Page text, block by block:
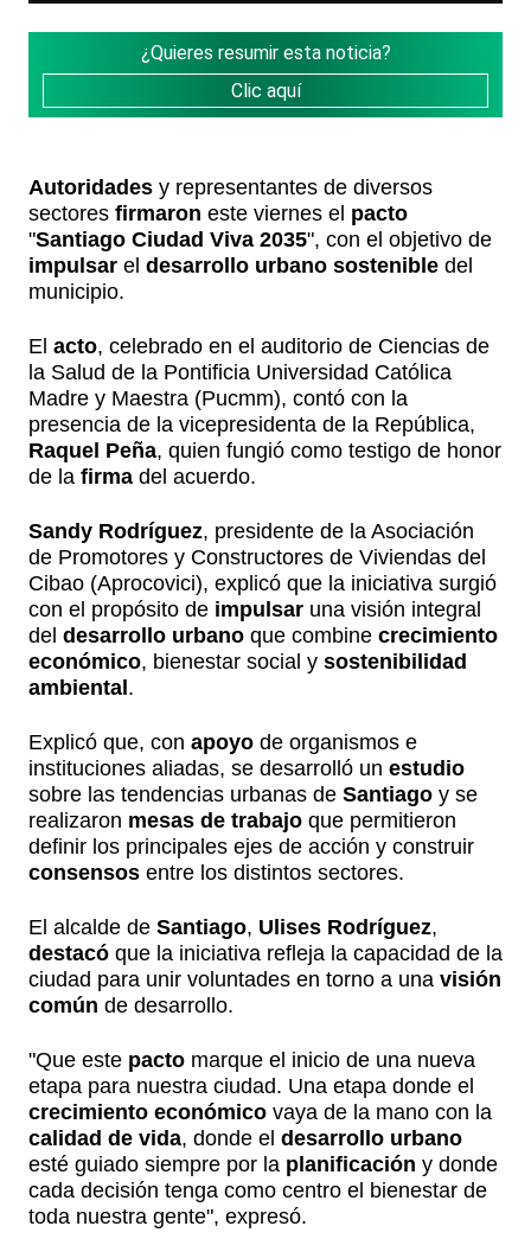
¿Quieres resumir esta noticia?
Clic aquí
Autoridades y representantes de diversos
sectores firmaron este viernes el pacto
"Santiago Ciudad Viva 2035", con el objetivo de
impulsar el desarrollo urbano sostenible del
municipio.
El acto, celebrado en el auditorio de Ciencias de
la Salud de la Pontificia Universidad Católica
Madre y Maestra (Pucmm), contó con la
presencia de la vicepresidenta de la República,
Raquel Peña, quien fungió como testigo de honor
de la firma del acuerdo.
Sandy Rodríguez, presidente de la Asociación
de Promotores y Constructores de Viviendas del
Cibao (Aprocovici), explicó que la iniciativa surgió
con el propósito de impulsar una visión integral
del desarrollo urbano que combine crecimiento
económico, bienestar social y sostenibilidad
ambiental .
Explicó que, con apoyo de organismos e
instituciones aliadas, se desarrolló un estudio
sobre las tendencias urbanas de Santiago y se
realizaron mesas de trabajo que permitieron
definir los principales ejes de acción y construir
consensos entre los distintos sectores.
El alcalde de Santiago, Ulises Rodríguez,
destacó que la iniciativa refleja la capacidad de la
ciudad para unir voluntades en torno a una visión
común de desarrollo.
"Que este pacto marque el inicio de una nueva
etapa para nuestra ciudad. Una etapa donde el
crecimiento económico vaya de la mano con la
calidad de vida, donde el desarrollo urbano
esté guiado siempre por la planificación y donde
cada decisión tenga como centro el bienestar de
toda nuestra gente", expresó.